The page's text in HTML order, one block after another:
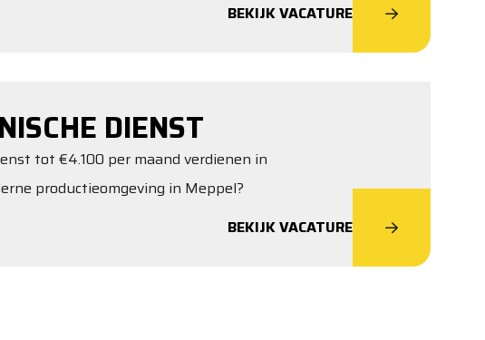
BEKIJK VACATURE
DIENST
tot €4.100 per maand verdienen in
productieomgeving in Meppel?
BEKIJK VACATURE